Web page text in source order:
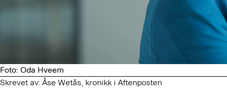
Foto: Oda Hveem
Skrevet av: Åse Wetås, kronikk i Aftenposten